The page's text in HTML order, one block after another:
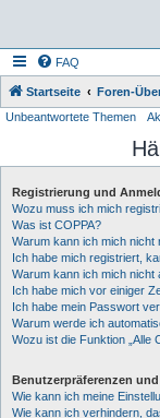
FAQ
Startseite Foren-
Unbeantwortete Themen
Registrierung und
Wozu muss ich mich
Was ist COPPA?
Warum kann ich mich nicht
Ich habe mich registriert,
Warum kann ich mich nicht
Ich habe mich vor einiger
Ich habe mein Passwort
Warum werde ich
Wozu ist die Funktion „Alle
Benutzerpräferenzen
Wie kann ich meine
Wie kann ich verhindern,